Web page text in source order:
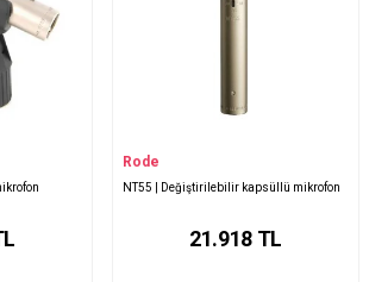
Rode
NT55 | Değiştirilebilir kapsüllü mikrofon
21.918TL